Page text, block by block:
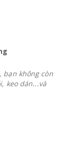
bạn không còn
keo dán...và